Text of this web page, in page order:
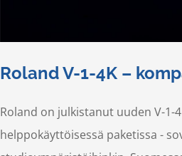
Roland V-1-4K –
Roland on julkistanut uuden V-
helppokäyttöisessä paketissa -